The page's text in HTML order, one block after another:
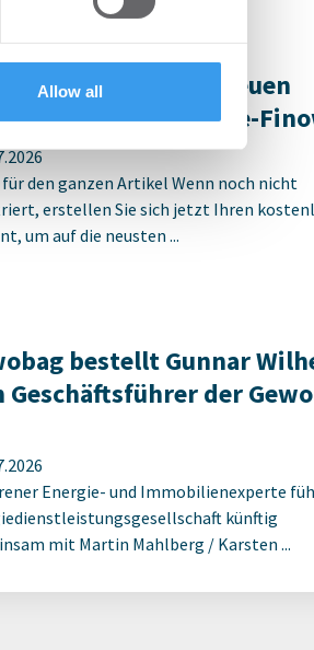
Allow all
Spatenstich für neuen
Eberswalde-
den ganzen Artikel Wenn noch nicht
erstellen Sie sich jetzt Ihren
um auf die neusten ...
bestellt Gunnar
Geschäftsführer der
Energie- und Immobilienexperte
künftig
mit Martin Mahlberg / Karsten ...